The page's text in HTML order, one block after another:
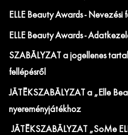
ELLE Beauty Awards - Nevezési
ELLE Beauty Awards -
SZABÁLYZAT a jogellenes
fellépésről
JÁTÉKSZABÁLYZAT a „Elle
nyereményjátékhoz
JÁTÉKSZABÁLYZAT „SoMe